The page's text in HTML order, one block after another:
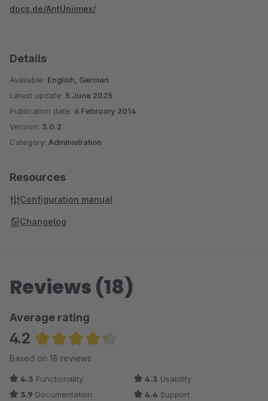
docs.de/AntUniimex/
Details
Available: English, German
Latest update: 5 June 2025
Publication date: 6 February 2014
Version: 3.0.2
Category: Administration
Resources
Configuration manual
Changelog
Reviews (18)
Average rating
4.2
Average rating of 4.25 out of 5 stars
Based on 18 reviews
4.3 Functionality 4.3 Usability
3.9 Documentation 4.4 Support